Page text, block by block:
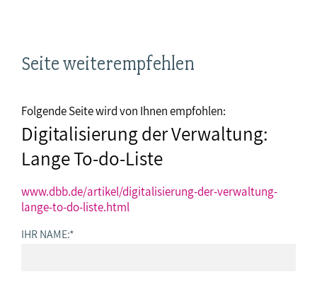
Seite weiterempfehlen
Folgende Seite wird von Ihnen empfohlen:
Digitalisierung der Verwaltung:
Lange To-do-Liste
www.dbb.de/artikel/digitalisierung-der-verwaltung-
lange-to-do-liste.html
IHR NAME:*